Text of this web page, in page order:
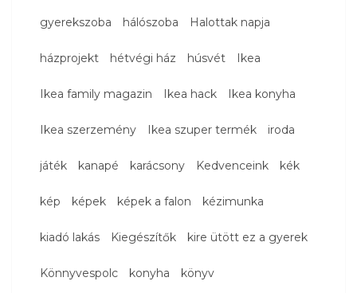
gyerekszoba hálószoba Halottak napja
házprojekt hétvégi ház húsvét Ikea
Ikea family magazin Ikea hack Ikea konyha
Ikea szerzemény Ikea szuper termék iroda
játék kanapé karácsony Kedvenceink kék
kép képek képek a falon kézimunka
kiadó lakás Kiegészítők kire ütött ez a gyerek
Könnyvespolc konyha könyv